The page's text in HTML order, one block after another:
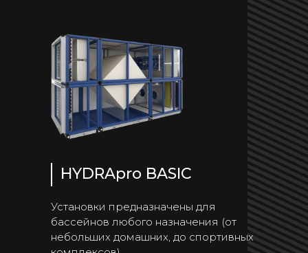
HYDRApro BASIC
Установки предназначены для
бассейнов любого назначения (от
небольших домашних, до спортивных